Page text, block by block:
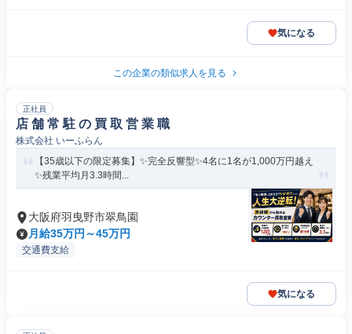
気になる
この企業の類似求人を見る
正社員
店 舗 常 駐 の 買 取 営 業 職
株式会社 いーふらん
【35歳以下の限定募集】✨完全反響型✨4名に1名が1,000万円越え
✨残業平均月3.3時間...
大阪府羽曳野市翠鳥園
月給35万円～45万円
交通費支給
気になる